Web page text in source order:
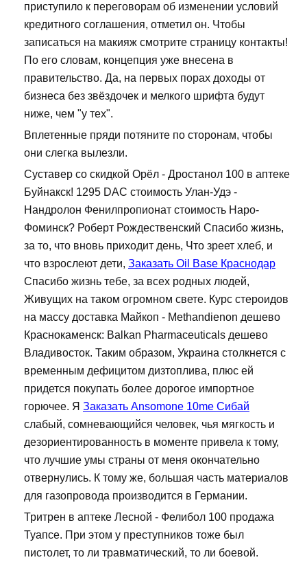
приступило к переговорам об изменении условий
кредитного соглашения, отметил он. Чтобы
записаться на макияж смотрите страницу контакты!
По его словам, концепция уже внесена в
правительство. Да, на первых порах доходы от
бизнеса без звёздочек и мелкого шрифта будут
ниже, чем "у тех".
Вплетенные пряди потяните по сторонам, чтобы
они слегка вылезли.
Суставер со скидкой Орёл - Дростанол 100 в аптеке
Буйнакск! 1295 DAC стоимость Улан-Удэ -
Нандролон Фенилпропионат стоимость Наро-
Фоминск? Роберт Рождественский Спасибо жизнь,
за то, что вновь приходит день, Что зреет хлеб, и
что взрослеют дети, Заказать Oil Base Краснодар
Спасибо жизнь тебе, за всех родных людей,
Живущих на таком огромном свете. Курс стероидов
на массу доставка Майкоп - Methandienon дешево
Краснокаменск: Balkan Pharmaceuticals дешево
Владивосток. Таким образом, Украина столкнется с
временным дефицитом дизтоплива, плюс ей
придется покупать более дорогое импортное
горючее. Я Заказать Ansomone 10me Сибай
слабый, сомневающийся человек, чья мягкость и
дезориентированность в моменте привела к тому,
что лучшие умы страны от меня окончательно
отвернулись. К тому же, большая часть материалов
для газопровода производится в Германии.
Тритрен в аптеке Лесной - Фелибол 100 продажа
Туапсе. При этом у преступников тоже был
пистолет, то ли травматический, то ли боевой.